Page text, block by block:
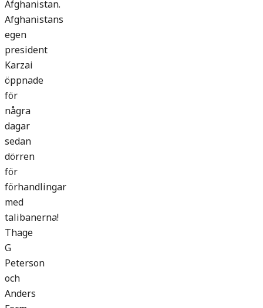
Afghanistan.
Afghanistans
egen
president
Karzai
öppnade
för
några
dagar
sedan
dörren
för
förhandlingar
med
talibanerna!
Thage
G
Peterson
och
Anders